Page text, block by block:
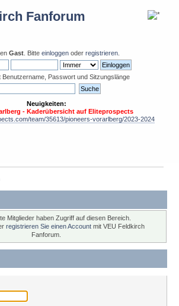
Gast . Bitte einloggen oder registrieren
Benutzername, Passwort und Sitzungslänge
Neuigkeiten:
- Kaderübersicht auf Eliteprospects
team/35613/pioneers-vorarlberg/2023-2024
Mitglieder haben Zugriff auf diesen Bereich.
registrieren Sie einen Account mit VEU Feldkirch
Fanforum.